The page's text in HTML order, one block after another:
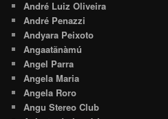
André Luiz Oliveira
André Penazzi
Andyara Peixoto
Angaatãnàmú
Angel Parra
Angela Maria
Angela Roro
Angu Stereo Club